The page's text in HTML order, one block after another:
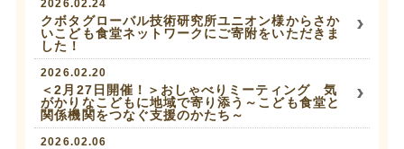
2026.02.24
クボタグローバル技術研究所ユニオン様からさか
いこども食堂ネットワークにご寄附をいただきま
した！
2026.02.20
＜2月27日開催！＞おしゃべりミーティング 気
がかりなこどもに地域で寄り添う～こども食堂と
関係機関をつなぐ支援のかたち～
2026.02.06